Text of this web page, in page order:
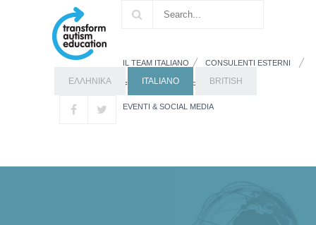
ΕΛΛΗΝΙΚΑ ITALIANO BRITISH
IL TEAM ITALIANO CONSULENTI ESTERNI
FORMAZIONE RISORSE
EVENTI & SOCIAL MEDIA